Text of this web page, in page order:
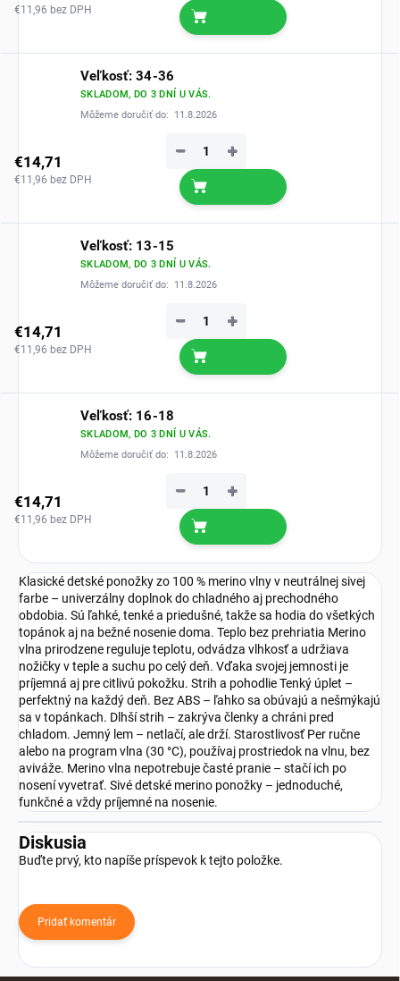
€11,96 bez DPH
Veľkosť: 34-36
SKLADOM, DO 3 DNÍ U VÁS.
Môžeme doručiť do:
11.8.2026
€14,71
€11,96 bez DPH
+
−
Veľkosť: 13-15
SKLADOM, DO 3 DNÍ U VÁS.
Môžeme doručiť do:
11.8.2026
€14,71
€11,96 bez DPH
+
−
Veľkosť: 16-18
SKLADOM, DO 3 DNÍ U VÁS.
Môžeme doručiť do:
11.8.2026
€14,71
€11,96 bez DPH
+
−
Klasické detské ponožky zo 100 % merino vlny v neutrálnej sivej
farbe – univerzálny doplnok do chladného aj prechodného
obdobia. Sú ľahké, tenké a priedušné, takže sa hodia do všetkých
topánok aj na bežné nosenie doma. Teplo bez prehriatia Merino
vlna prirodzene reguluje teplotu, odvádza vlhkosť a udržiava
nožičky v teple a suchu po celý deň. Vďaka svojej jemnosti je
príjemná aj pre citlivú pokožku. Strih a pohodlie Tenký úplet –
perfektný na každý deň. Bez ABS – ľahko sa obúvajú a nešmýkajú
sa v topánkach. Dlhší strih – zakrýva členky a chráni pred
chladom. Jemný lem – netlačí, ale drží. Starostlivosť Per ručne
alebo na program vlna (30 °C), používaj prostriedok na vlnu, bez
aviváže. Merino vlna nepotrebuje časté pranie – stačí ich po
nosení vyvetrať. Sivé detské merino ponožky – jednoduché,
funkčné a vždy príjemné na nosenie.
Diskusia
Buďte prvý, kto napíše príspevok k tejto položke.
Pridať komentár